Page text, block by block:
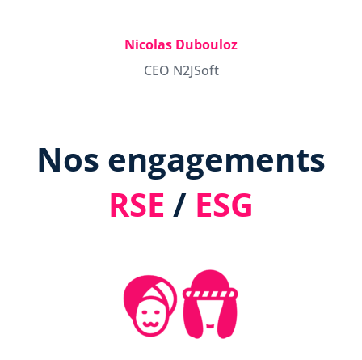
Nicolas Dubouloz
CEO N2JSoft
Nos engagements
RSE / ESG